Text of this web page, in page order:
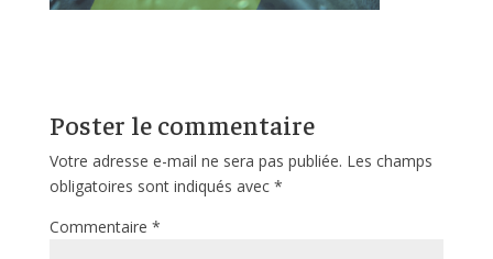
Poster le commentaire
Votre adresse e-mail ne sera pas publiée. Les champs
obligatoires sont indiqués avec *
Commentaire *